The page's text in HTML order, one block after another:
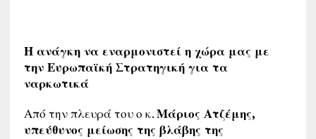
Η ανάγκη να εναρμονιστεί η χώρα μας με
την Ευρωπαϊκή Στρατηγική για τα
ναρκωτικά
Από την πλευρά του ο κ.Μάριος Ατζέμης,
υπεύθυνος μείωσης της βλάβης της